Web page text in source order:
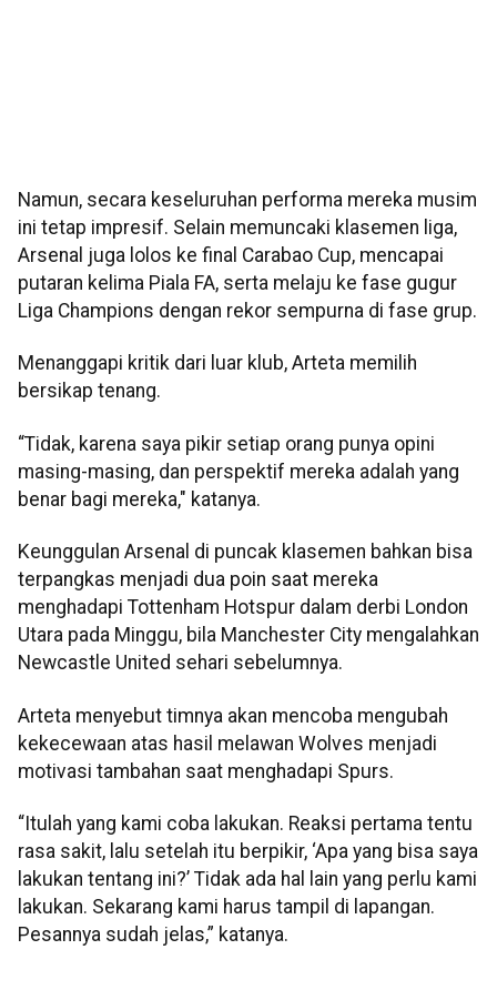
Namun, secara keseluruhan performa mereka musim
ini tetap impresif. Selain memuncaki klasemen liga,
Arsenal juga lolos ke final Carabao Cup, mencapai
putaran kelima Piala FA, serta melaju ke fase gugur
Liga Champions dengan rekor sempurna di fase grup.
Menanggapi kritik dari luar klub, Arteta memilih
bersikap tenang.
“Tidak, karena saya pikir setiap orang punya opini
masing-masing, dan perspektif mereka adalah yang
benar bagi mereka," katanya.
Keunggulan Arsenal di puncak klasemen bahkan bisa
terpangkas menjadi dua poin saat mereka
menghadapi Tottenham Hotspur dalam derbi London
Utara pada Minggu, bila Manchester City mengalahkan
Newcastle United sehari sebelumnya.
Arteta menyebut timnya akan mencoba mengubah
kekecewaan atas hasil melawan Wolves menjadi
motivasi tambahan saat menghadapi Spurs.
“Itulah yang kami coba lakukan. Reaksi pertama tentu
rasa sakit, lalu setelah itu berpikir, ‘Apa yang bisa saya
lakukan tentang ini?’ Tidak ada hal lain yang perlu kami
lakukan. Sekarang kami harus tampil di lapangan.
Pesannya sudah jelas,” katanya.